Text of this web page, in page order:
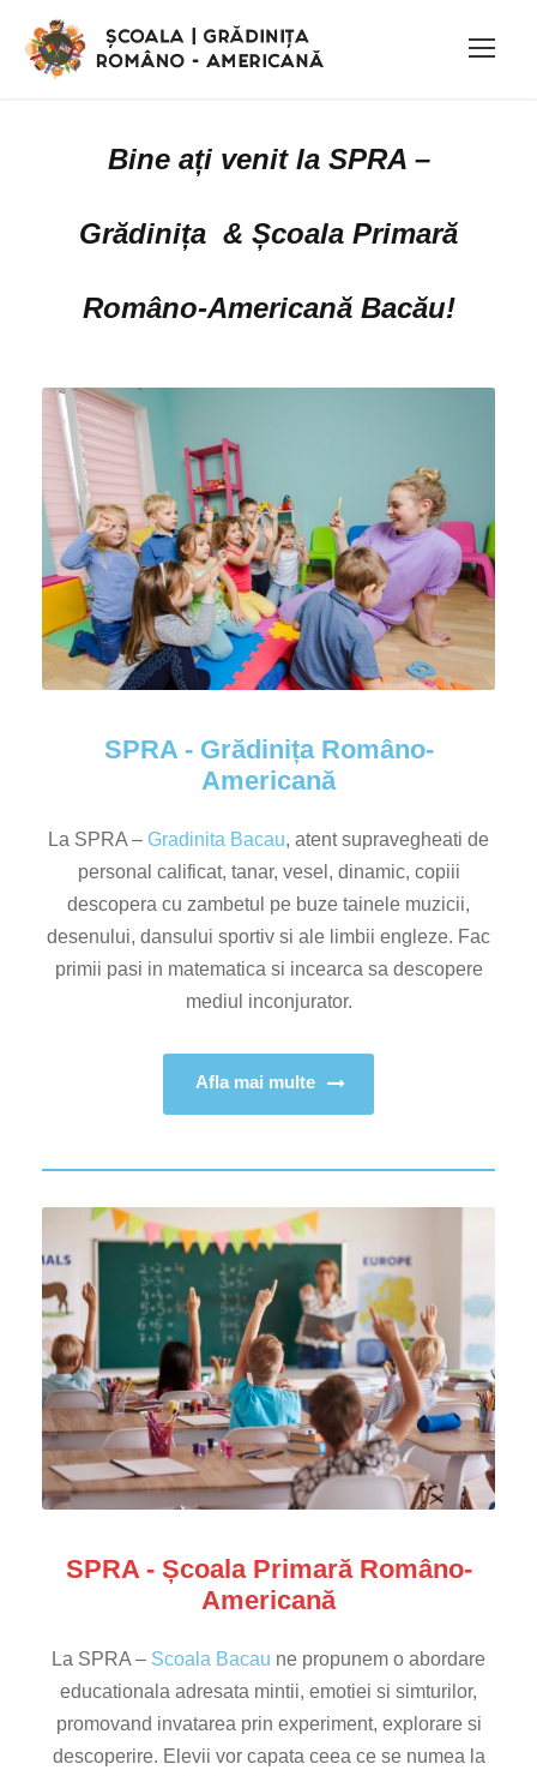
Bine ați venit la SPRA –
Grădinița & Școala Primară
Româno-Americană Bacău!
SPRA - Grădinița Româno-
Americană
La SPRA – Gradinita Bacau, atent supravegheati de
personal calificat, tanar, vesel, dinamic, copiii
descopera cu zambetul pe buze tainele muzicii,
desenului, dansului sportiv si ale limbii engleze. Fac
primii pasi in matematica si incearca sa descopere
mediul inconjurator.
Afla mai multe
SPRA - Școala Primară Româno-
Americană
La SPRA – Scoala Bacau ne propunem o abordare
educationala adresata mintii, emotiei si simturilor,
promovand invatarea prin experiment, explorare si
descoperire. Elevii vor capata ceea ce se numea la